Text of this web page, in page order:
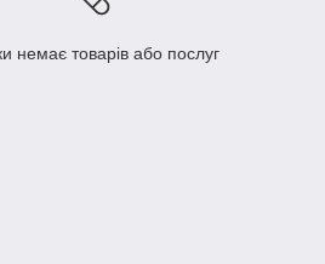
немає товарів або послуг